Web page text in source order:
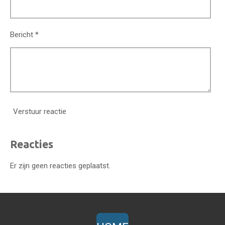
Bericht *
Verstuur reactie
Reacties
Er zijn geen reacties geplaatst.